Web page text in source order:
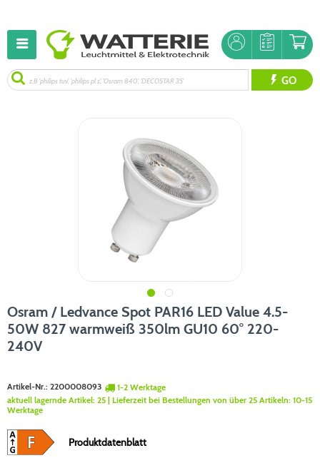
GO
Osram / Ledvance Spot PAR16 LED Value 4.5-
50W 827 warmweiß 350lm GU10 60° 220-
240V
Artikel-Nr.: 2200008093
1-2 Werktage
aktuell lagernde Artikel: 25 | Lieferzeit bei Bestellungen von über 25 Artikeln: 10-15
Werktage
Produktdatenblatt